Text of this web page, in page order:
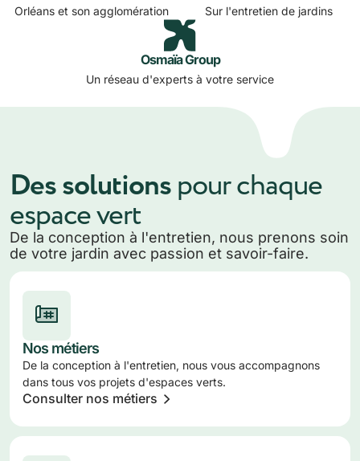
Orléans et son agglomération Sur l'entretien de jardins
Osmaïa Group
Un réseau d'experts à votre service
Des solutionspour chaque
espace vert
De la conception à l'entretien, nous prenons soin
de votre jardin avec passion et savoir-faire.
Nos métiers
De la conception à l'entretien, nous vous accompagnons
dans tous vos projets d'espaces verts.
Consulter nos métiers